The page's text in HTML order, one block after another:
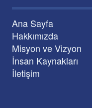
Ana Sayfa
Hakkımızda
Misyon ve Vizyon
İnsan Kaynakları
İletişim